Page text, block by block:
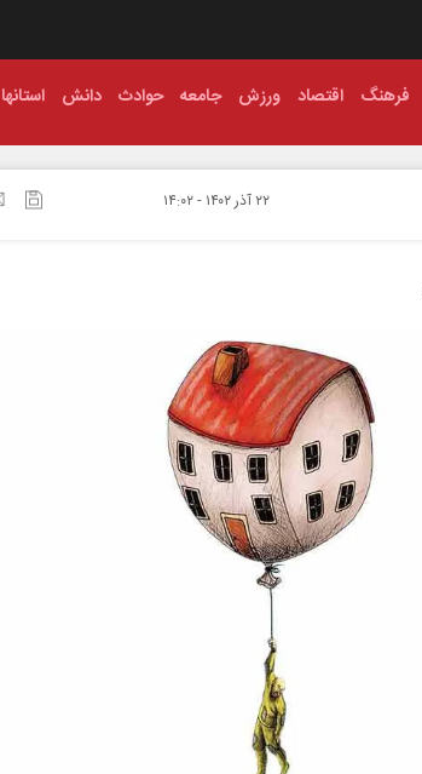
فرهنگ اقتصاد ورزش جامعه حوادث دانش استانها
۲۲ آذر ۱۴۰۲ - ۱۴:۰۲